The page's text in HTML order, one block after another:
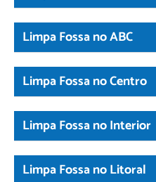
Limpa Fossa no ABC
Limpa Fossa no Centro
Limpa Fossa no Interior
Limpa Fossa no Litoral